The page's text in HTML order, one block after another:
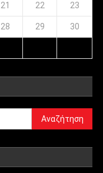
21 22 23
28 29 30
Αναζήτηση
για: